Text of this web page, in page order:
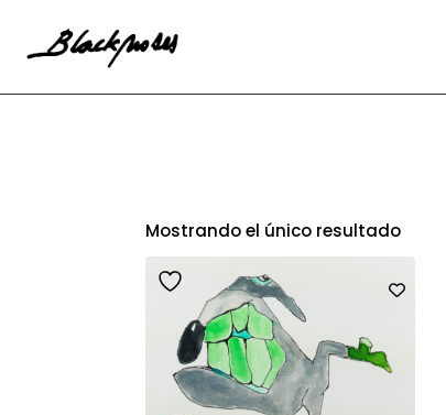
Mostrando el único resultado